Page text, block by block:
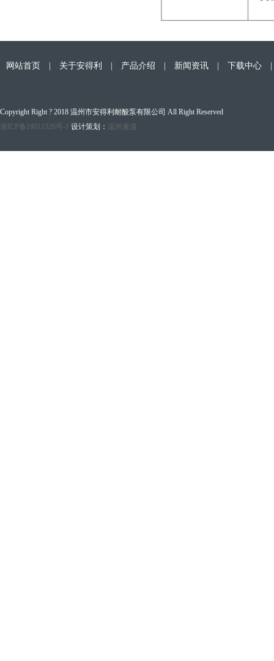
网站首页 | 关于安得利 | 产品介绍 | 新闻资讯 | 下载中心 |
Copyright Right ? 2018 温州市安得利耐酸泵有限公司 All Right Reserved
浙ICP备18011526号-1 设计策划： 温州麦道